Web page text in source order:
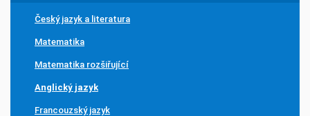
Český jazyk a literatura
Matematika
Matematika rozšiřující
Anglický jazyk
Francouzský jazyk